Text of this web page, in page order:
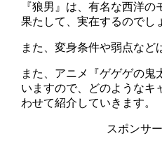
『狼男』は、有名な西洋の
果たして、実在するのでし
また、変身条件や弱点など
また、アニメ『ゲゲゲの鬼
いますので、どのようなキ
わせて紹介していきます。
スポンサ